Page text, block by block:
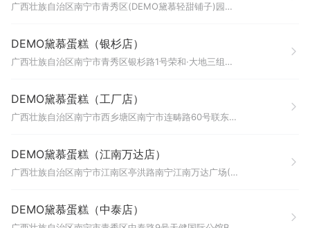
广西壮族自治区南宁市青秀区(DEMO黛慕轻甜铺子)园湖北路12号源湖广场商业裙楼一层F1-08号铺
DEMO黛慕蛋糕（银杉店）
广西壮族自治区南宁市青秀区银杉路1号荣和·大地三组团8号楼地下一层B112号和B113号商铺
DEMO黛慕蛋糕（工厂店）
广西壮族自治区南宁市西乡塘区南宁市连畴路60号联东U谷南宁高新科技创新谷项目23号厂房101号厂房201房
DEMO黛慕蛋糕（江南万达店）
广西壮族自治区南宁市江南区亭洪路南宁江南万达广场(1号门)
DEMO黛慕蛋糕（中泰店）